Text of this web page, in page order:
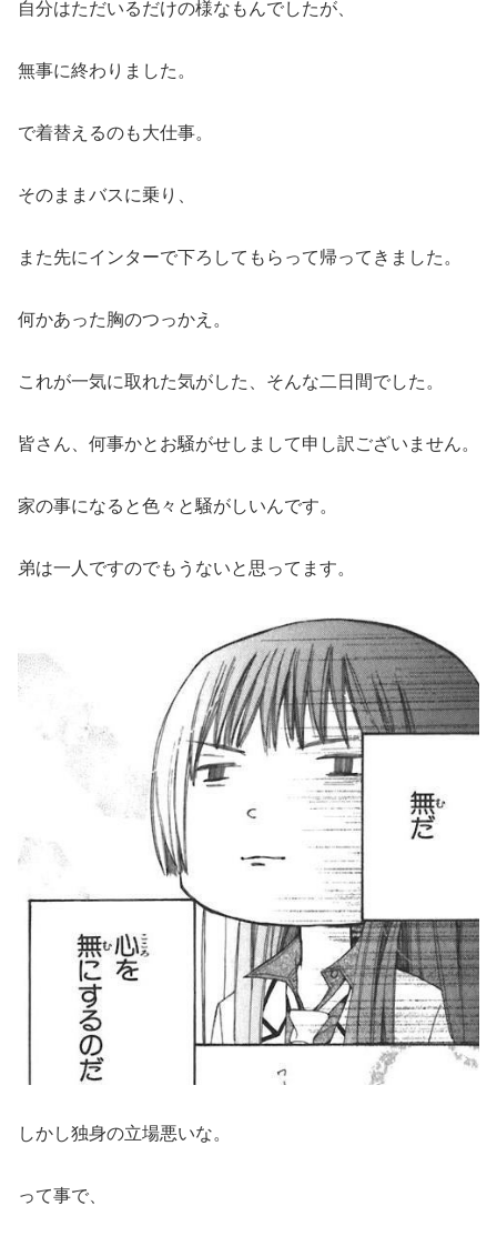
自分はただいるだけの様なもんでしたが、
無事に終わりました。
で着替えるのも大仕事。
そのままバスに乗り、
また先にインターで下ろしてもらって帰ってきました。
何かあった胸のつっかえ。
これが一気に取れた気がした、そんな二日間でした。
皆さん、何事かとお騒がせしまして申し訳ございません。
家の事になると色々と騒がしいんです。
弟は一人ですのでもうないと思ってます。
しかし独身の立場悪いな。
って事で、